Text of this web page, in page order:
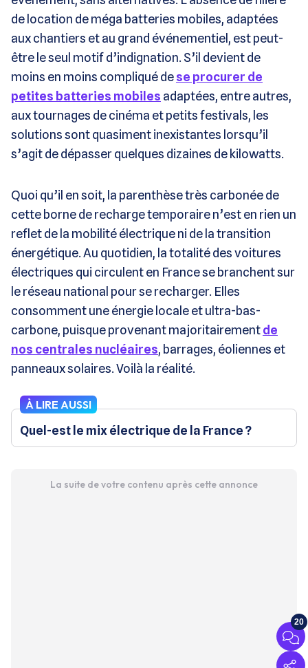
de location de méga batteries mobiles, adaptées
aux chantiers et au grand événementiel, est peut-
être le seul motif d’indignation. S’il devient de
moins en moins compliqué dese procurer de
petites batteries mobiles adaptées, entre autres,
aux tournages de cinéma et petits festivals, les
solutions sont quasiment inexistantes lorsqu’il
s’agit de dépasser quelques dizaines de kilowatts.
Quoi qu’il en soit, la parenthèse très carbonée de
cette borne de recharge temporaire n’est en rien un
reflet de la mobilité électrique ni de la transition
énergétique. Au quotidien, la totalité des voitures
électriques qui circulent en France se branchent sur
le réseau national pour se recharger. Elles
consomment une énergie locale et ultra-bas-
carbone, puisque provenant majoritairementde
nos centrales nucléaires, barrages, éoliennes et
panneaux solaires. Voilà la réalité.
À LIRE AUSSI
Quel-est le mix électrique de la France ?
La suite de votre contenu après cette annonce
20